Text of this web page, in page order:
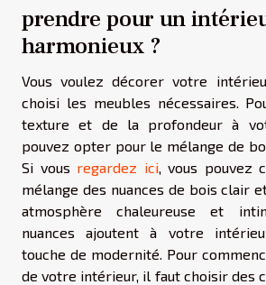
prendre pour un
harmonieux ?
Vous voulez décorer votre
choisi les meubles nécessaires.
texture et de la profondeur à
pouvez opter pour le mélange de
Si vous regardez ici, vous pouvez
mélange des nuances de bois clair
atmosphère chaleureuse et
nuances ajoutent à votre
touche de modernité. Pour
de votre intérieur, il faut choisir des